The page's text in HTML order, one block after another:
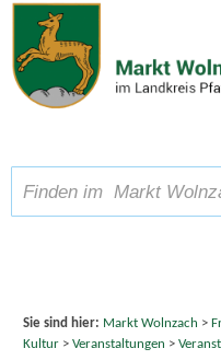
Zum Inhalt,zur Navigation
Schriftgröße A A A
Sie sind hier: Markt Wolnzach >
Kultur> Veranstaltungen >